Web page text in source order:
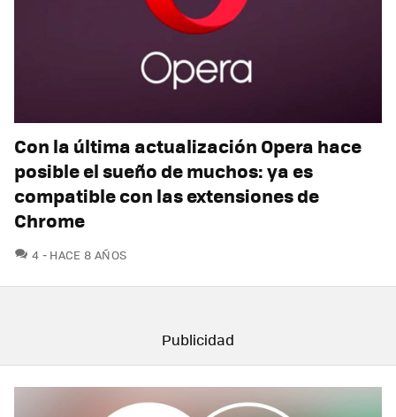
Con la última actualización Opera hace
posible el sueño de muchos: ya es
compatible con las extensiones de
Chrome
4 COMENTARIOS
HACE 8 AÑOS